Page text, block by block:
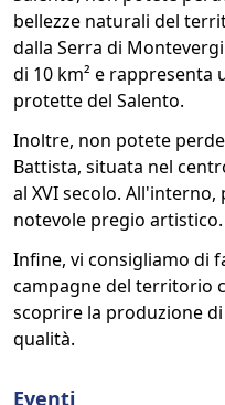
bellezze naturali del
dalla Serra di
di 10 km² e rappresenta
protette del Salento.
Inoltre, non potete
Battista, situata nel
al XVI secolo.
notevole pregio artistico.
Infine, vi consigliamo di
campagne del territorio
scoprire la produzione
qualità.
Eventi